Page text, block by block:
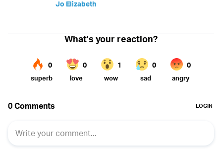
Jo Elizabeth